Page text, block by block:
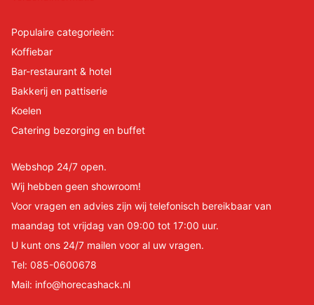
Populaire categorieën:
Koffiebar
Bar-restaurant & hotel
Bakkerij en pattiserie
Koelen
Catering bezorging en buffet
Webshop 24/7 open.
Wij hebben geen showroom!
Voor vragen en advies zijn wij telefonisch bereikbaar van
maandag tot vrijdag van 09:00 tot 17:00 uur.
U kunt ons 24/7 mailen voor al uw vragen.
Tel: 085-0600678
Mail: info@horecashack.nl